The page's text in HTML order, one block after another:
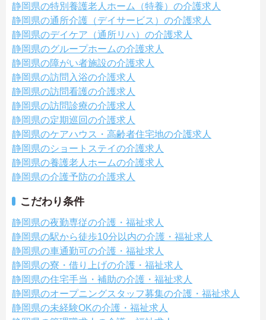
静岡県の特別養護老人ホーム（特養）の介護求人
静岡県の通所介護（デイサービス）の介護求人
静岡県のデイケア（通所リハ）の介護求人
静岡県のグループホームの介護求人
静岡県の障がい者施設の介護求人
静岡県の訪問入浴の介護求人
静岡県の訪問看護の介護求人
静岡県の訪問診療の介護求人
静岡県の定期巡回の介護求人
静岡県のケアハウス・高齢者住宅地の介護求人
静岡県のショートステイの介護求人
静岡県の養護老人ホームの介護求人
静岡県の介護予防の介護求人
こだわり条件
静岡県の夜勤専従の介護・福祉求人
静岡県の駅から徒歩10分以内の介護・福祉求人
静岡県の車通勤可の介護・福祉求人
静岡県の寮・借り上げの介護・福祉求人
静岡県の住宅手当・補助の介護・福祉求人
静岡県のオープニングスタッフ募集の介護・福祉求人
静岡県の未経験OKの介護・福祉求人